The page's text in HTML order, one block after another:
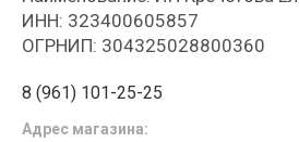
ИНН: 323400605857
ОГРНИП: 304325028800360
8 (961) 101-25-25
Адрес магазина: